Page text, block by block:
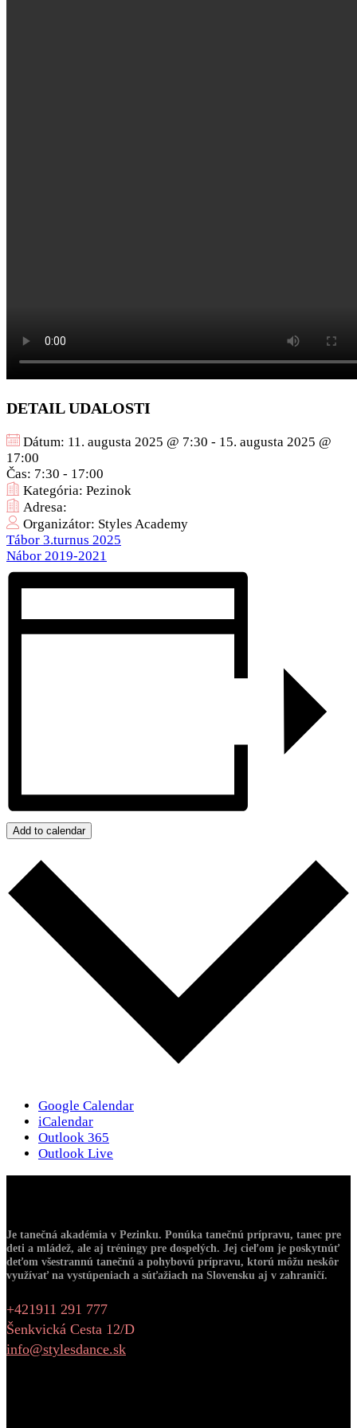
DETAIL UDALOSTI
Dátum: 11. augusta 2025 @ 7:30 - 15. augusta 2025 @
17:00
Čas: 7:30 - 17:00
Kategória: Pezinok
Adresa:
Organizátor: Styles Academy
Tábor 3.turnus 2025
Nábor 2019-2021
Add to calendar
Google Calendar
iCalendar
Outlook 365
Outlook Live
Je tanečná akadémia v Pezinku. Ponúka tanečnú prípravu, tanec pre
deti a mládež, ale aj tréningy pre dospelých. Jej cieľom je poskytnúť
deťom všestrannú tanečnú a pohybovú prípravu, ktorú môžu neskôr
využívať na vystúpeniach a súťažiach na Slovensku aj v zahraničí.
+421911 291 777
Šenkvická Cesta 12/D
info@stylesdance.sk